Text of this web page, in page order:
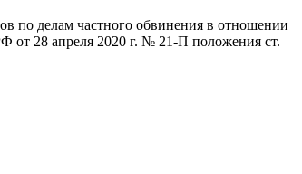
по делам частного обвинения в отношении
от 28 апреля 2020 г. № 21-П положения ст.